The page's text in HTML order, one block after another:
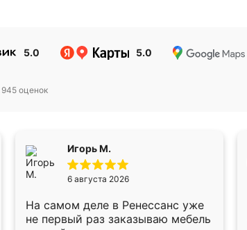
5.0 5.0
945 оценок
Игорь М.
6 августа 2026
На самом деле в Ренессанс уже
не первый раз заказываю мебель